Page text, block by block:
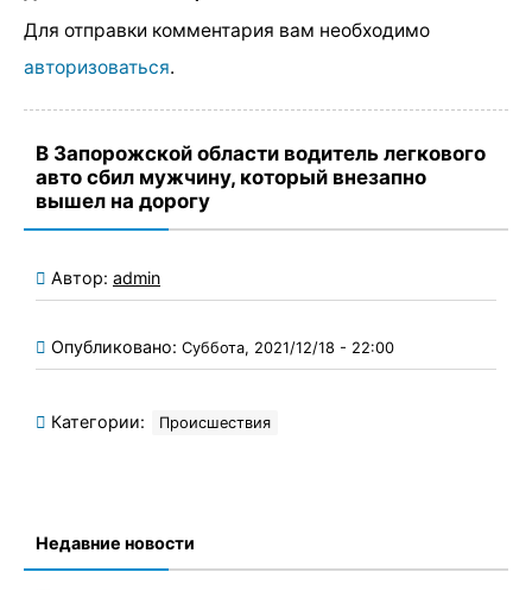
Для отправки комментария вам необходимо
авторизоваться.
В Запорожской области водитель легкового
авто сбил мужчину, который внезапно
вышел на дорогу
Автор: admin
Опубликовано: Суббота, 2021/12/18 - 22:00
Категории: Происшествия
Недавние новости